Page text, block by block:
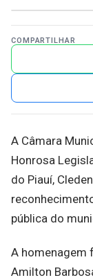
COMPARTILHAR
A Câmara
Honrosa
do Piauí,
pública do
A homenagem
Amilton